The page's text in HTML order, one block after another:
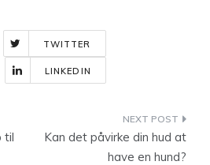
TWITTER
LINKEDIN
til
Kan det påvirke din hud at
have en hund?